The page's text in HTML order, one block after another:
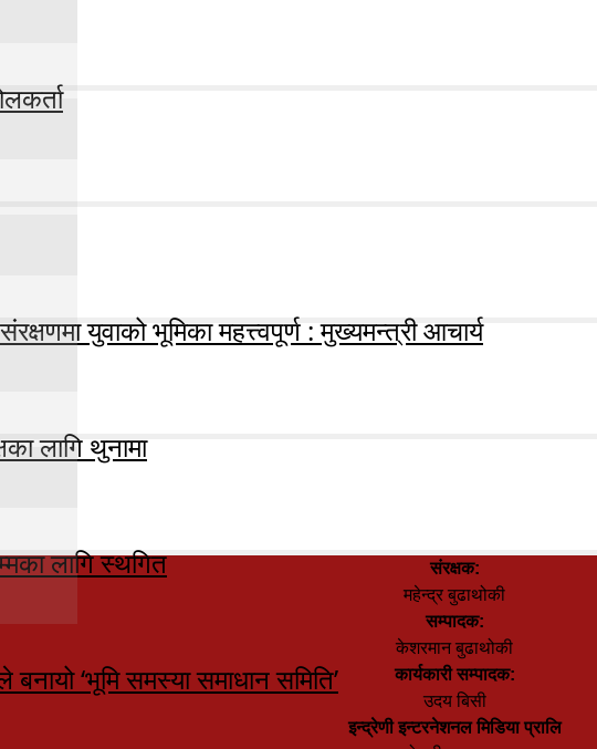
युवाको भूमिका महत्त्वपूर्ण : मुख्यमन्त्री आचार्य
लागि थुनामा
लागि स्थगित
‘भूमि समस्या समाधान समिति’
संरक्षक:
महेन्द्र बुढाथोकी
सम्पादक:
केशरमान बुढाथोकी
कार्यकारी सम्पादक:
उदय बिसी
इन्द्रेणी इन्टरनेशनल मिडिया प्रालि